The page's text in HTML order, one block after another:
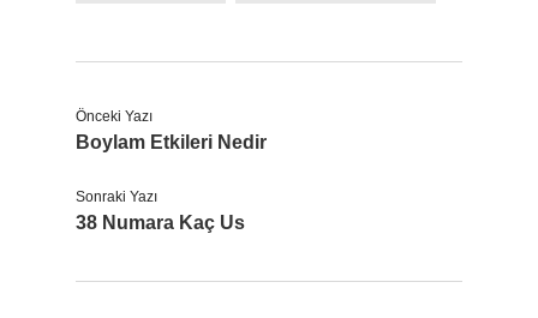
Önceki Yazı
Boylam Etkileri Nedir
Sonraki Yazı
38 Numara Kaç Us